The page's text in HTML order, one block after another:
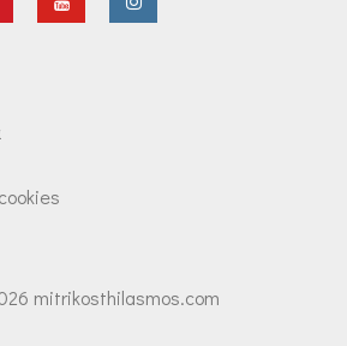
mitrikosthilasmos.com